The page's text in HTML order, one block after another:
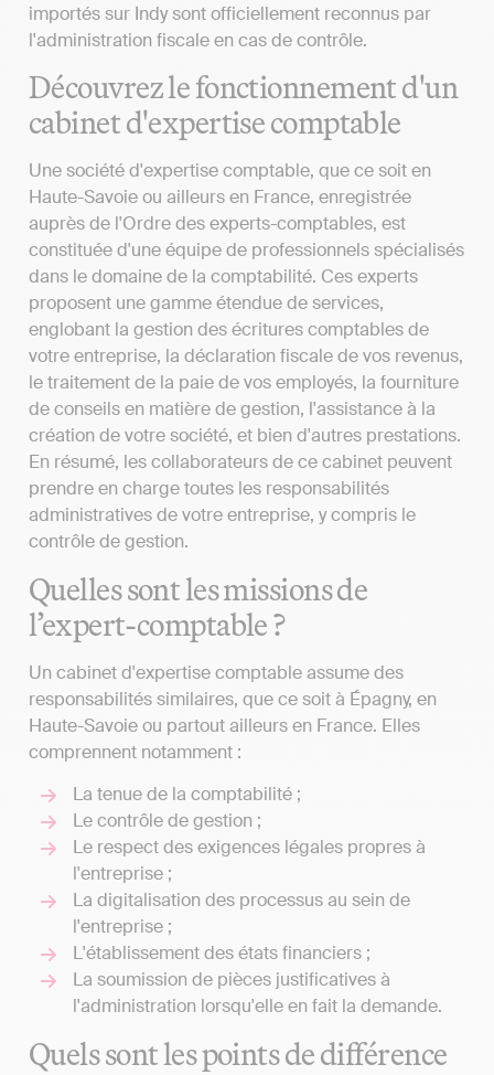
importés sur Indy sont officiellement reconnus par
l'administration fiscale en cas de contrôle.
Découvrez le fonctionnement d'un
cabinet d'expertise comptable
Une société d'expertise comptable, que ce soit en
Haute-Savoie ou ailleurs en France, enregistrée
auprès de l'Ordre des experts-comptables, est
constituée d'une équipe de professionnels spécialisés
dans le domaine de la comptabilité. Ces experts
proposent une gamme étendue de services,
englobant la gestion des écritures comptables de
votre entreprise, la déclaration fiscale de vos revenus,
le traitement de la paie de vos employés, la fourniture
de conseils en matière de gestion, l'assistance à la
création de votre société, et bien d'autres prestations.
En résumé, les collaborateurs de ce cabinet peuvent
prendre en charge toutes les responsabilités
administratives de votre entreprise, y compris le
contrôle de gestion.
Quelles sont les missions de
l’expert-comptable ?
Un cabinet d'expertise comptable assume des
responsabilités similaires, que ce soit à Épagny, en
Haute-Savoie ou partout ailleurs en France. Elles
comprennent notamment :
La tenue de la comptabilité ;
Le contrôle de gestion ;
Le respect des exigences légales propres à
l'entreprise ;
La digitalisation des processus au sein de
l'entreprise ;
L'établissement des états financiers ;
La soumission de pièces justificatives à
l'administration lorsqu'elle en fait la demande.
Quels sont les points de différence